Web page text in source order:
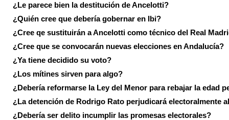
¿Le parece bien la destitución de Ancelotti?
¿Quién cree que debería gobernar en Ibi?
¿Cree qe sustituirán a Ancelotti como técnico del Real
¿Cree que se convocarán nuevas elecciones en Andalucía?
¿Ya tiene decidido su voto?
¿Los mítines sirven para algo?
¿Debería reformarse la Ley del Menor para rebajar la edad
¿La detención de Rodrigo Rato perjudicará electoralmente
¿Debería ser delito incumplir las promesas electorales?